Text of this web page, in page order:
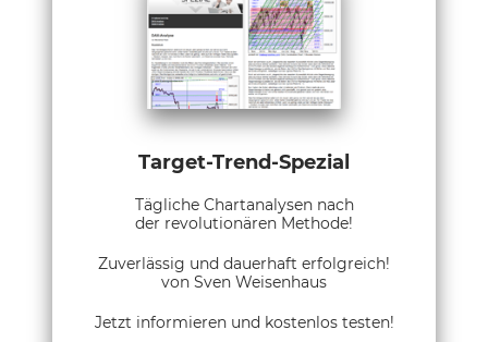
Target-Trend-Spezial
Tägliche Chartanalysen nach
der revolutionären Methode!
Zuverlässig und dauerhaft erfolgreich!
von Sven Weisenhaus
Jetzt informieren und kostenlos testen!